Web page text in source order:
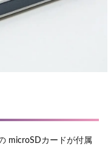
microSDカードが付属